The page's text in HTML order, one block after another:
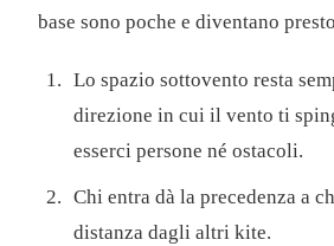
base sono poche e diventano
Lo spazio sottovento resta
direzione in cui il vento ti
esserci persone né ostacoli.
Chi entra dà la precedenza a
distanza dagli altri kite.